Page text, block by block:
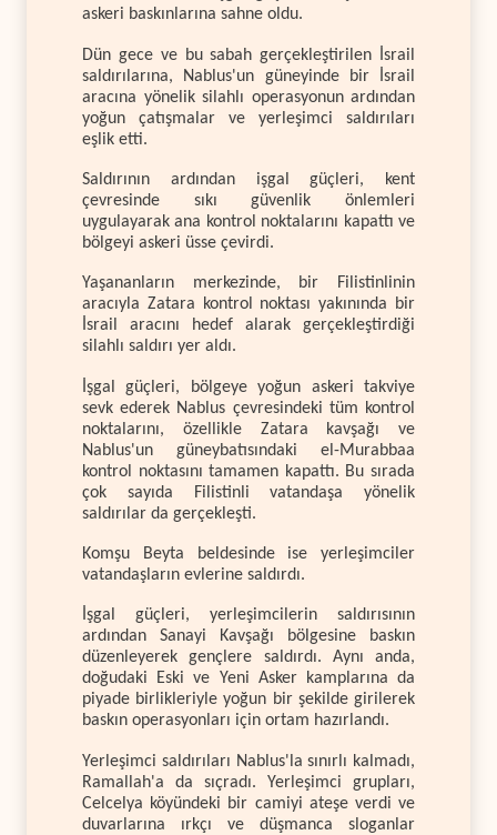
askeri baskınlarına sahne oldu.
Dün gece ve bu sabah gerçekleştirilen İsrail
saldırılarına, Nablus'un güneyinde bir İsrail
aracına yönelik silahlı operasyonun ardından
yoğun çatışmalar ve yerleşimci saldırıları
eşlik etti.
Saldırının ardından işgal güçleri, kent
çevresinde sıkı güvenlik önlemleri
uygulayarak ana kontrol noktalarını kapattı ve
bölgeyi askeri üsse çevirdi.
Yaşananların merkezinde, bir Filistinlinin
aracıyla Zatara kontrol noktası yakınında bir
İsrail aracını hedef alarak gerçekleştirdiği
silahlı saldırı yer aldı.
İşgal güçleri, bölgeye yoğun askeri takviye
sevk ederek Nablus çevresindeki tüm kontrol
noktalarını, özellikle Zatara kavşağı ve
Nablus'un güneybatısındaki el-Murabbaa
kontrol noktasını tamamen kapattı. Bu sırada
çok sayıda Filistinli vatandaşa yönelik
saldırılar da gerçekleşti.
Komşu Beyta beldesinde ise yerleşimciler
vatandaşların evlerine saldırdı.
İşgal güçleri, yerleşimcilerin saldırısının
ardından Sanayi Kavşağı bölgesine baskın
düzenleyerek gençlere saldırdı. Aynı anda,
doğudaki Eski ve Yeni Asker kamplarına da
piyade birlikleriyle yoğun bir şekilde girilerek
baskın operasyonları için ortam hazırlandı.
Yerleşimci saldırıları Nablus'la sınırlı kalmadı,
Ramallah'a da sıçradı. Yerleşimci grupları,
Celcelya köyündeki bir camiyi ateşe verdi ve
duvarlarına ırkçı ve düşmanca sloganlar